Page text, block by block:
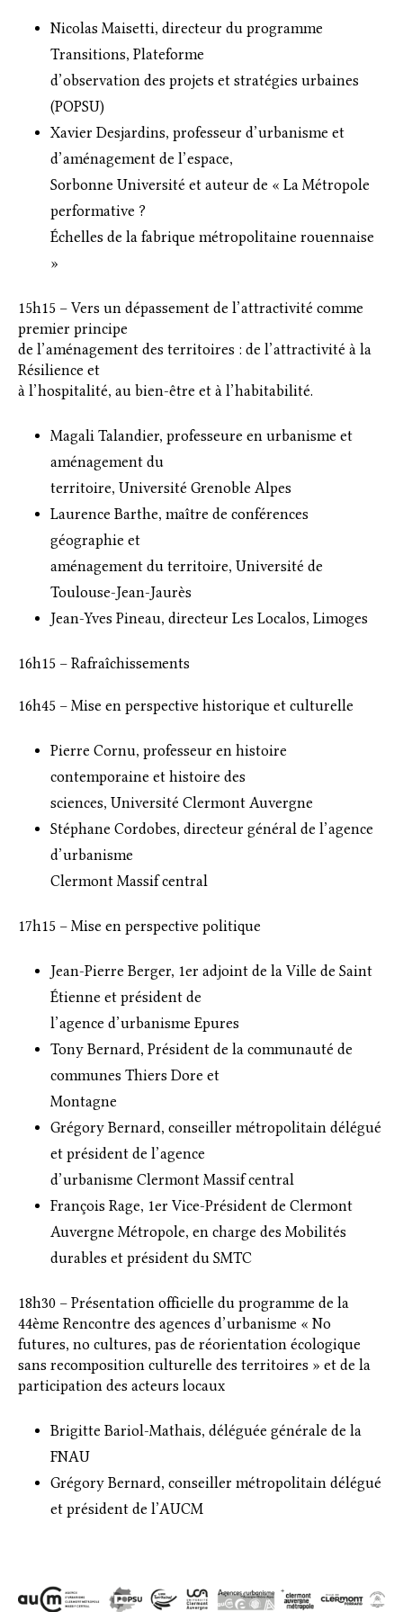
Nicolas Maisetti, directeur du programme
Transitions, Plateforme
d’observation des projets et stratégies urbaines
(POPSU)
Xavier Desjardins, professeur d’urbanisme et
d’aménagement de l’espace,
Sorbonne Université et auteur de « La Métropole
performative ?
Échelles de la fabrique métropolitaine rouennaise
»
15h15 – Vers un dépassement de l’attractivité comme
premier principe
de l’aménagement des territoires : de l’attractivité à la
Résilience et
à l’hospitalité, au bien-être et à l’habitabilité.
Magali Talandier, professeure en urbanisme et
aménagement du
territoire, Université Grenoble Alpes
Laurence Barthe, maître de conférences
géographie et
aménagement du territoire, Université de
Toulouse-Jean-Jaurès
Jean-Yves Pineau, directeur Les Localos, Limoges
16h15 – Rafraîchissements
16h45 – Mise en perspective historique et culturelle
Pierre Cornu, professeur en histoire
contemporaine et histoire des
sciences, Université Clermont Auvergne
Stéphane Cordobes, directeur général de l’agence
d’urbanisme
Clermont Massif central
17h15 – Mise en perspective politique
Jean-Pierre Berger, 1er adjoint de la Ville de Saint
Étienne et président de
l’agence d’urbanisme Epures
Tony Bernard, Président de la communauté de
communes Thiers Dore et
Montagne
Grégory Bernard, conseiller métropolitain délégué
et président de l’agence
d’urbanisme Clermont Massif central
François Rage, 1er Vice-Président de Clermont
Auvergne Métropole, en charge des Mobilités
durables et président du SMTC
18h30 – Présentation officielle du programme de la
44ème Rencontre des agences d’urbanisme « No
futures, no cultures, pas de réorientation écologique
sans recomposition culturelle des territoires » et de la
participation des acteurs locaux
Brigitte Bariol-Mathais, déléguée générale de la
FNAU
Grégory Bernard, conseiller métropolitain délégué
et président de l’AUCM